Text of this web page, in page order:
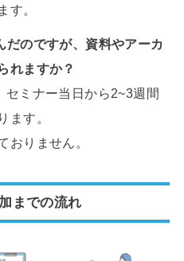
す。
だのですが、資料やアーカ
れますか？
セミナー当日から2~3週間
ます。
おりません。
までの流れ